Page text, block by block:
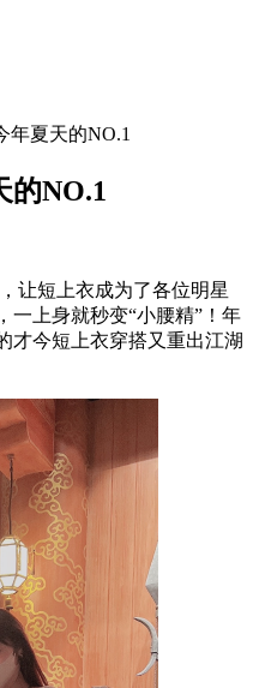
年夏天的NO.1
的NO.1
短上衣成为了各位明星
一上身就秒变“小腰精”！年
才今短上衣穿搭又重出江湖